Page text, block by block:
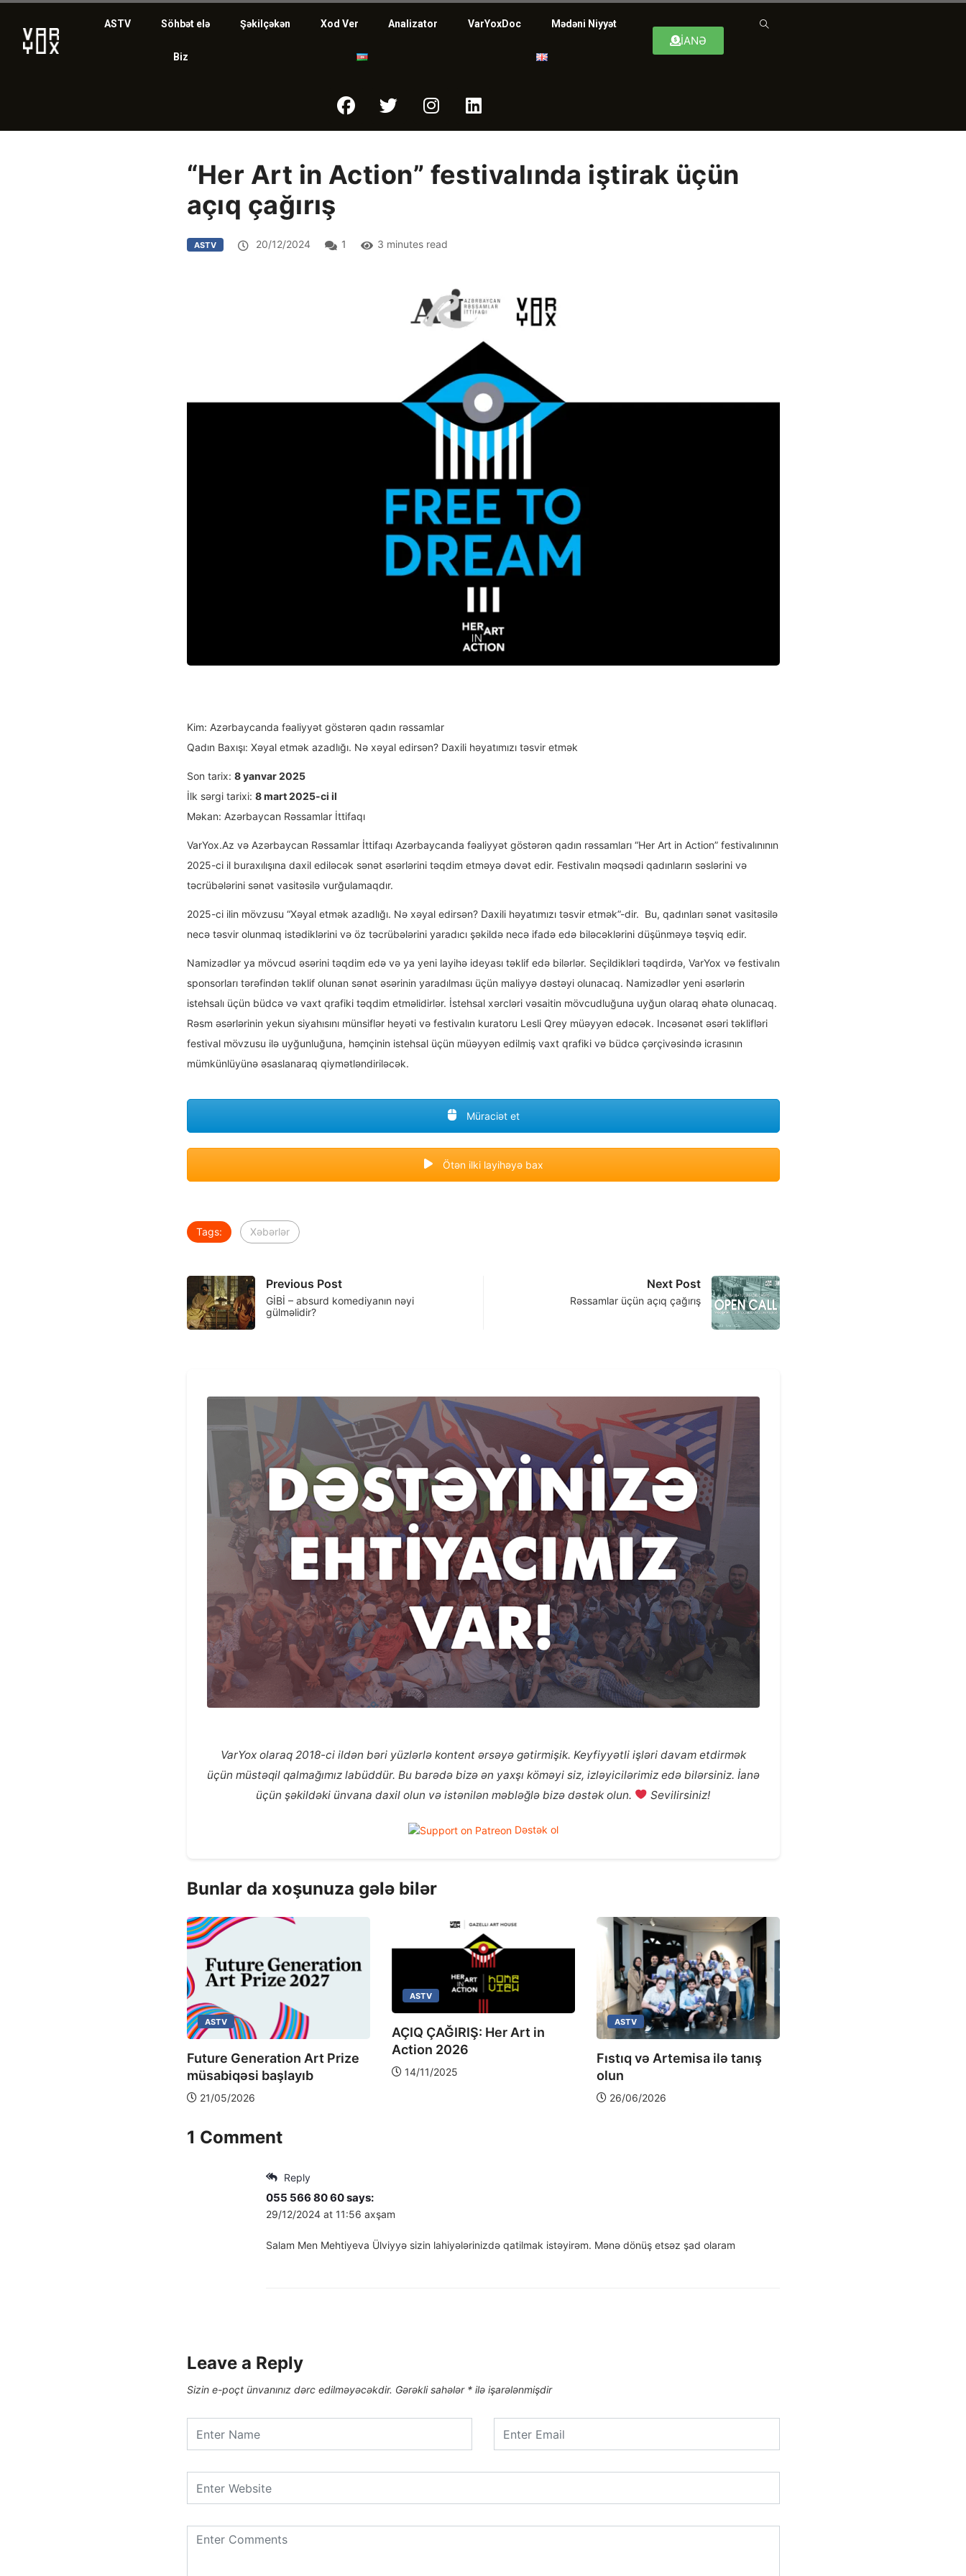
ASTV Söhbət elə Şəkilçəkən Xod Ver Analizator VarYoxDoc Mədəni Niyyət
Biz
İANƏ
“Her Art in Action” festivalında iştirak üçün
açıq çağırış
ASTV 20/12/2024 1 3 minutes read
Kim: Azərbaycanda fəaliyyət göstərən qadın rəssamlar
Qadın Baxışı: Xəyal etmək azadlığı. Nə xəyal edirsən? Daxili həyatımızı təsvir etmək
Son tarix: 8 yanvar 2025
İlk sərgi tarixi: 8 mart 2025-ci il
Məkan: Azərbaycan Rəssamlar İttifaqı
VarYox.Az və Azərbaycan Rəssamlar İttifaqı Azərbaycanda fəaliyyət göstərən qadın rəssamları “Her Art in Action” festivalınının
2025-ci il buraxılışına daxil ediləcək sənət əsərlərini təqdim etməyə dəvət edir. Festivalın məqsədi qadınların səslərini və
təcrübələrini sənət vasitəsilə vurğulamaqdır.
2025-ci ilin mövzusu “Xəyal etmək azadlığı. Nə xəyal edirsən? Daxili həyatımızı təsvir etmək”-dir. Bu, qadınları sənət vasitəsilə
necə təsvir olunmaq istədiklərini və öz təcrübələrini yaradıcı şəkildə necə ifadə edə biləcəklərini düşünməyə təşviq edir.
Namizədlər ya mövcud əsərini təqdim edə və ya yeni layihə ideyası təklif edə bilərlər. Seçildikləri təqdirdə, VarYox və festivalın
sponsorları tərəfindən təklif olunan sənət əsərinin yaradılması üçün maliyyə dəstəyi olunacaq. Namizədlər yeni əsərlərin
istehsalı üçün büdcə və vaxt qrafiki təqdim etməlidirlər. İstehsal xərcləri vəsaitin mövcudluğuna uyğun olaraq əhatə olunacaq.
Rəsm əsərlərinin yekun siyahısını münsiflər heyəti və festivalın kuratoru Lesli Qrey müəyyən edəcək. Incəsənət əsəri təklifləri
festival mövzusu ilə uyğunluğuna, həmçinin istehsal üçün müəyyən edilmiş vaxt qrafiki və büdcə çərçivəsində icrasının
mümkünlüyünə əsaslanaraq qiymətləndiriləcək.
Müraciət et
Ötən ilki layihəyə bax
Tags: Xəbərlər
Previous Post
GİBİ – absurd komediyanın nəyi
gülməlidir?
Next Post
Rəssamlar üçün açıq çağırış
VarYox olaraq 2018-ci ildən bəri yüzlərlə kontent ərsəyə gətirmişik. Keyfiyyətli işləri davam etdirmək
üçün müstəqil qalmağımız labüddür. Bu barədə bizə ən yaxşı köməyi siz, izləyicilərimiz edə bilərsiniz. İanə
üçün şəkildəki ünvana daxil olun və istənilən məbləğlə bizə dəstək olun.
Sevilirsiniz!
Dəstək ol
Bunlar da xoşunuza gələ bilər
ASTV
Future Generation Art Prize
müsabiqəsi başlayıb
21/05/2026
ASTV
AÇIQ ÇAĞIRIŞ: Her Art in
Action 2026
14/11/2025
ASTV
Fıstıq və Artemisa ilə tanış
olun
26/06/2026
1 Comment
Reply
055 566 80 60says:
29/12/2024 at 11:56 axşam
Salam Men Mehtiyeva Ülviyyə sizin lahiyələrinizdə qatilmak istəyirəm. Mənə dönüş etsəz şad olaram
Leave a Reply
Sizin e-poçt ünvanınız dərc edilməyəcəkdir. Gərəkli sahələr *ilə işarələnmişdir